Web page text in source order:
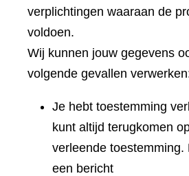
verplichtingen waaraan de
voldoen.
Wij kunnen jouw gegevens
volgende gevallen
Je hebt toestemming
kunt altijd terugkomen
verleende toestemming.
een bericht